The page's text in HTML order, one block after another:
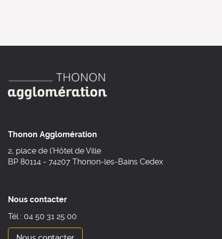
Thonon Agglomération
2, place de l'Hôtel de Ville
BP 80114 - 74207 Thonon-les-Bains Cedex
Nous contacter
Tél : 04 50 31 25 00